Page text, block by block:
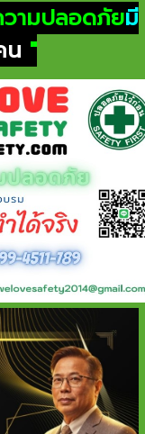
ามปลอดภัยมี
น "